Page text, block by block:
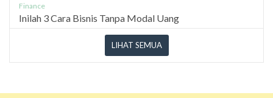
Finance
Inilah 3 Cara Bisnis Tanpa Modal Uang
LIHAT SEMUA